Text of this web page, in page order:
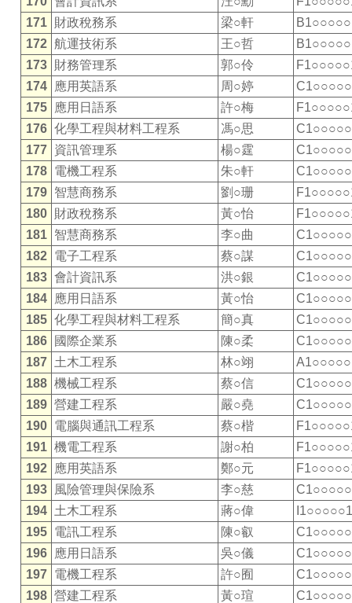
171
財政稅務系 梁○軒
172 航運技術系 王○哲
173
財務管理系 郭○伶
174
應用英語系 周○婷
175
應用日語系 許○梅
176 化學工程與材料工程系 馮○思
177
資訊管理系 楊○霆
178
電機工程系 朱○軒
179
智慧商務系 劉○珊
180
財政稅務系 黃○怡
181
智慧商務系 李○曲
182
電子工程系 蔡○謀
183 會計資訊系 洪○銀
184
應用日語系 黃○怡
185 化學工程與材料工程系 簡○真
186
國際企業系 陳○柔
187
土木工程系 林○翊
188 機械工程系 蔡○信
189 營建工程系 嚴○堯
190
電腦與通訊工程系 蔡○楷
191 機電工程系 謝○柏
192
應用英語系 鄭○元
193
風險管理與保險系 李○慈
194
土木工程系 蔣○偉
195
電訊工程系 陳○叡
196
應用日語系 吳○儀
197
電機工程系 許○囿
198 營建工程系 黃○瑄